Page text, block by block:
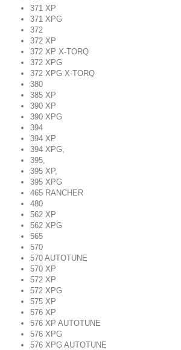
371 XP
371 XPG
372
372 XP
372 XP X-TORQ
372 XPG
372 XPG X-TORQ
380
385 XP
390 XP
390 XPG
394
394 XP
394 XPG
395
395 XP,
395 XPG
465 RANCHER
480
562 XP
562 XPG
565
570
570 AUTOTUNE
570 XP
572 XP
572 XPG
575 XP
576 XP
576 XP AUTOTUNE
576 XPG
576 XPG AUTOTUNE